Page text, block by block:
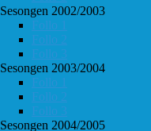
Sesongen 2002/2003
Follo 1
Follo 2
Follo 3
Sesongen 2003/2004
Follo 1
Follo 2
Follo 3
Sesongen 2004/2005